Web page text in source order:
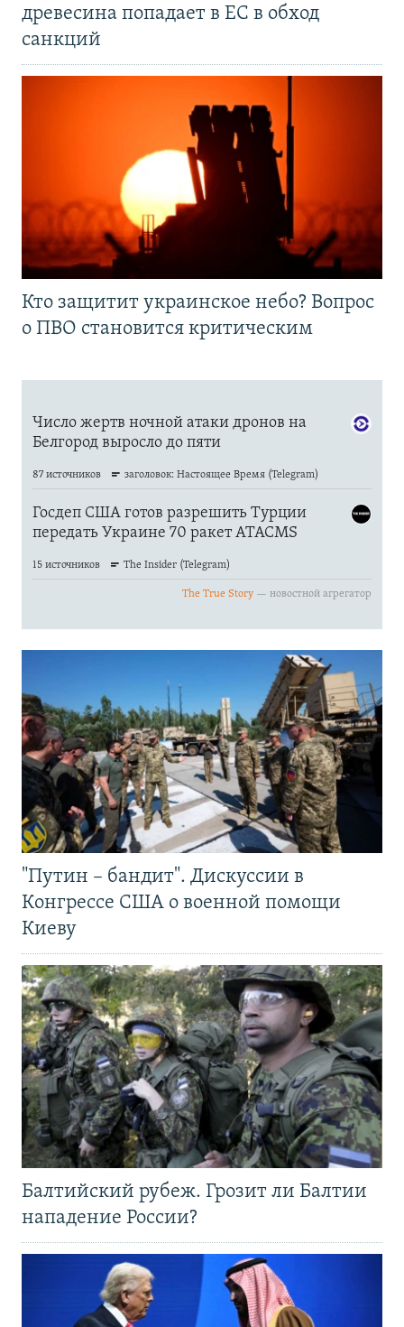
древесина попадает в ЕС в обход
санкций
Кто защитит украинское небо? Вопрос
о ПВО становится критическим
"Путин – бандит". Дискуссии в
Конгрессе США о военной помощи
Киеву
Балтийский рубеж. Грозит ли Балтии
нападение России?